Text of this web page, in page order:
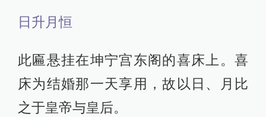
日升月恒
此匾悬挂在坤宁宫东阁的喜床上。喜
床为结婚那一天享用，故以日、月比
之于皇帝与皇后。